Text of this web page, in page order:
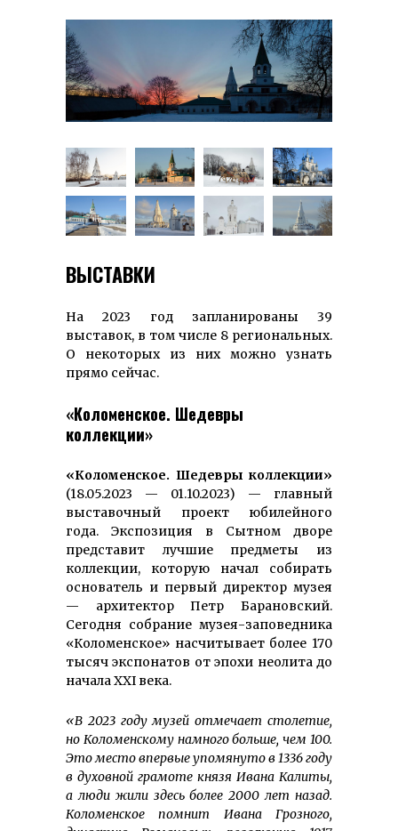
ВЫСТАВКИ
На 2023 год запланированы 39
выставок, в том числе 8 региональных.
О некоторых из них можно узнать
прямо сейчас.
«Коломенское. Шедевры
коллекции»
«Коломенское. Шедевры коллекции»
(18.05.2023 — 01.10.2023) — главный
выставочный проект юбилейного
года. Экспозиция в Сытном дворе
представит лучшие предметы из
коллекции, которую начал собирать
основатель и первый директор музея
— архитектор Петр Барановский.
Сегодня собрание музея-заповедника
«Коломенское» насчитывает более 170
тысяч экспонатов от эпохи неолита до
начала XXI века.
«В 2023 году музей отмечает столетие,
но Коломенскому намного больше, чем 100.
Это место впервые упомянуто в 1336 году
в духовной грамоте князя Ивана Калиты,
а люди жили здесь более 2000 лет назад.
Коломенское помнит Ивана Грозного,